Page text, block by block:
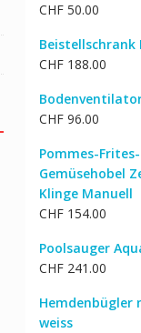
CHF 50.00
Beistellschrank
CHF 188.00
CHF 96.00
Pommes-
Gemüsehobel
Klinge Manuell
CHF 154.00
Poolsauger
CHF 241.00
Hemdenbügler
weiss